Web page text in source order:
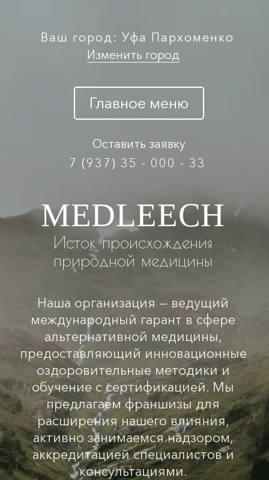
Ваш город: Уфа Пархоменко
Изменить город
Главное меню
Оставить заявку
7 (937) 35 - 000 - 33
MEDLEECH
Исток происхождения
природной медицины
Наша организация — ведущий
международный гарант в сфере
альтернативной медицины,
предоставляющий инновационные
оздоровительные методики и
обучение с сертификацией. Мы
предлагаем франшизы для
расширения нашего влияния,
активно занимаемся надзором,
аккредитацией специалистов и
консультациями.